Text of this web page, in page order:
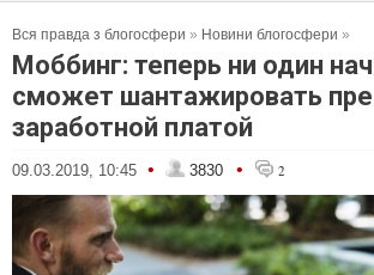
Вся правда з блогосфери » Новини блогосфери »
Моббинг: теперь ни один
сможет шантажировать
заработной платой
09.03.2019, 10:45 • 3830 • 2